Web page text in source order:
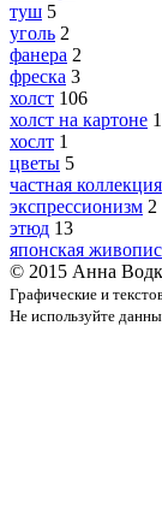
туш 5
уголь 2
фанера 2
фреска 3
холст 106
холст на картоне 1
хослт 1
цветы 5
частная коллекция
экспрессионизм 2
этюд 13
японская
© 2015 Анна
Графические и
Не используйте